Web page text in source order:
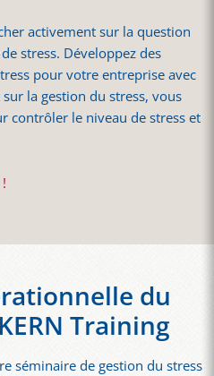
activement sur la question
stress. Développez des
pour votre entreprise avec
la gestion du stress, vous
contrôler le niveau de stress et
du
Training
séminaire de gestion du stress